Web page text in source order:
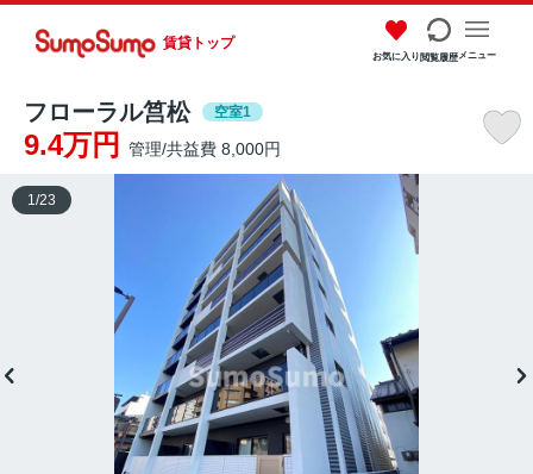
賃貸トップ
お気に入り閲覧履歴メニュー
フローラル筥松 空室1
9.4万円 管理/共益費 8,000円
1 /23